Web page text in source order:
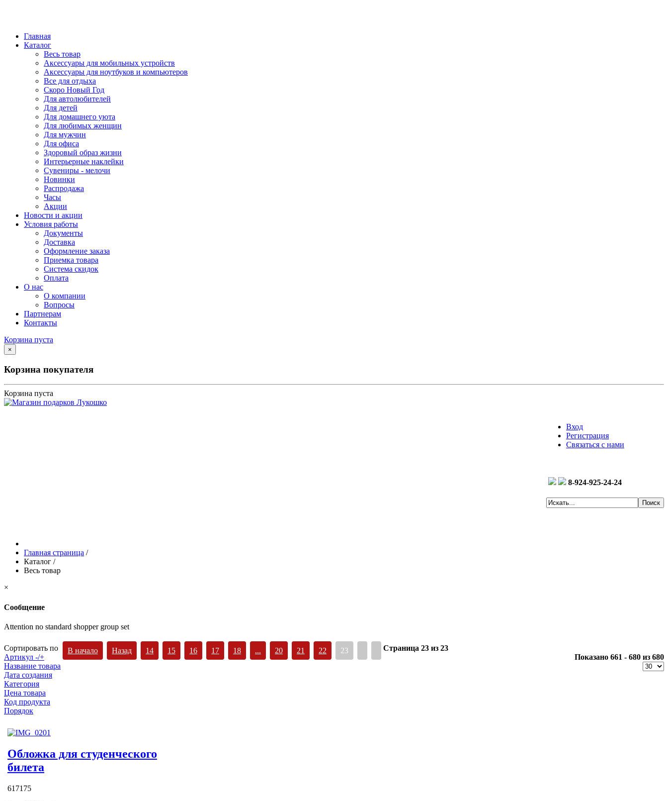
Главная
Каталог
Весь товар
Аксессуары для мобильных устройств
Аксессуары для ноутбуков и компьютеров
Все для отдыха
Скоро Новый Год
Для автолюбителей
Для детей
Для домашнего уюта
Для любимых женщин
Для мужчин
Для офиса
Здоровый образ жизни
Интерьерные наклейки
Сувениры - мелочи
Новинки
Распродажа
Часы
Акции
Новости и акции
Условия работы
Документы
Доставка
Оформление заказа
Приемка товара
Система скидок
Оплата
О нас
О компании
Вопросы
Партнерам
Контакты
Корзина пуста
×
Корзина покупателя
Корзина пуста
Вход
Регистрация
Связаться с нами
8-924-925-24-24
Главная страница /
Каталог /
Весь товар
×
Сообщение
Attention no standard shopper group set
Сортировать по
Артикул -/+
Название товара
Дата создания
Категория
Цена товара
Код продукта
Порядок
В начало Назад 14 15 16 17 18 ... 20 21 22 23
Страница 23 из 23
Показано 661 - 680 из 680
Обложка для студенческого
билета
617175